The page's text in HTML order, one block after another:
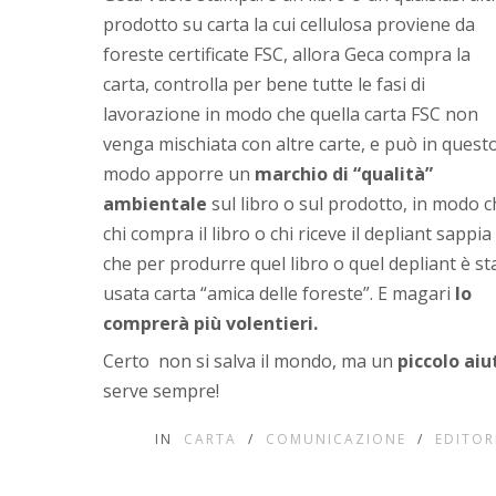
prodotto su carta la cui cellulosa proviene da
foreste certificate FSC, allora Geca compra la
carta, controlla per bene tutte le fasi di
lavorazione in modo che quella carta FSC non
venga mischiata con altre carte, e può in
modo apporre un marchio di “qualità”
ambientale sul libro o sul prodotto, in modo
chi compra il libro o chi riceve il depliant sappia
che per produrre quel libro o quel depliant è
usata carta “amica delle foreste”. E magari lo
comprerà più volentieri.
Certo non si salva il mondo, ma un piccolo
serve sempre!
IN CARTA / COMUNICAZIONE /